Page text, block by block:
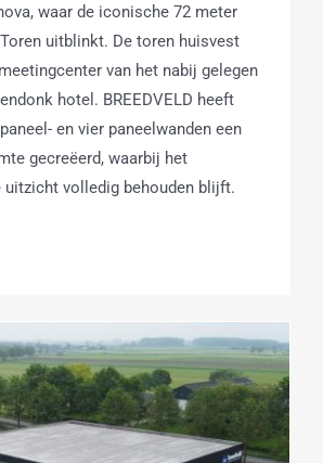
waar de iconische 72 meter
uitblinkt. De toren huisvest
van het nabij gelegen
hotel. BREEDVELD heeft
en vier paneelwanden een
gecreëerd, waarbij het
uitzicht volledig behouden blijft.